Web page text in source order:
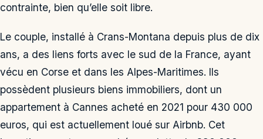
contrainte, bien qu’elle soit libre.
Le couple, installé à Crans-Montana depuis plus de dix
ans, a des liens forts avec le sud de la France, ayant
vécu en Corse et dans les Alpes-Maritimes. Ils
possèdent plusieurs biens immobiliers, dont un
appartement à Cannes acheté en 2021 pour 430 000
euros, qui est actuellement loué sur Airbnb. Cet